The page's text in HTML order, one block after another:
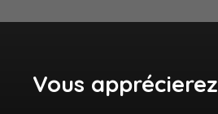
Vous apprécierez